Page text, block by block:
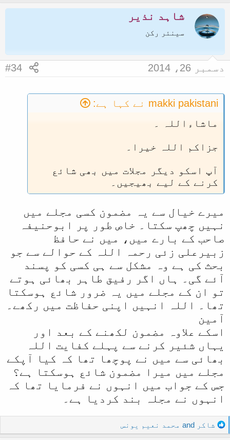
شاہد نذیر
سینئر رکن
دسمبر 26، 2014 #34
makki pakistani نے کہا ہے:
ماشاءاللہ ۔
جزاکم اللہ خیرا۔
آپ اسکو دیگر مجلات میں بھی شائع
کرنے کے لیے بھیجیں۔
میرے خیال سے یہ مضمون کسی مجلے میں
نہیں چھپ سکتا۔ خاص طور پر ابوحنیفہ
صاحب کے بارے میں، میں نے حافظ
زبیرعلی زئی رحمہ اللہ کے حوالے سے جو
بحث کی ہے وہ مشکل سے ہی کسی کو پسند
آئے گی۔ ہاں اگر رفیق طاہر بھائی ہوتے
تو ان کے مجلے میں یہ ضرور شائع ہوسکتا
تھا۔ اللہ انہیں اپنی حفاظت میں رکھے۔
آمین
اسکے علاوہ مضمون لکھنے کے بعد اور
یہاں شئیر کرنے سے پہلے کفایت اللہ
بھائی سے میں نے پوچھا تھا کہ کیا آپکے
مجلے میں میرا مضمون شائع ہوسکتا ہے؟
جس کے جواب میں انہوں نے فرمایا تھا کہ
انہوں نے مجلہ بند کردیا ہے۔
R
e
شاکر محمد نعیم یونس